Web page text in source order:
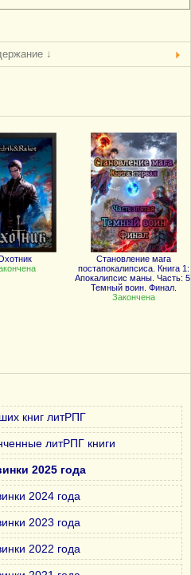
↓
Становление мага
постапокалипсиса. Книга 1:
Апокалипсис маны. Часть:
Темный воин. Финал.
Закончена
книг литРПГ
литРПГ книги
2025 года
2024 года
2023 года
2022 года